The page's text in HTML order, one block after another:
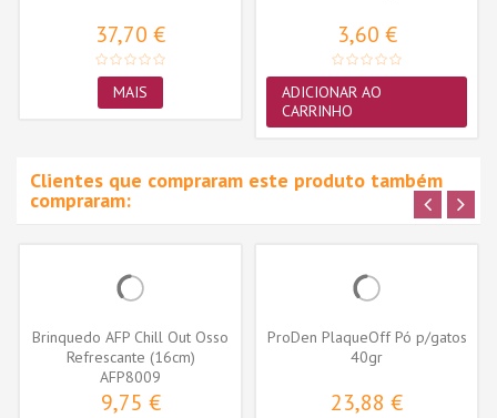
37,70 €
MAIS
3,60 €
ADICIONAR AO
CARRINHO
Clientes que compraram este produto também
compraram:
Brinquedo AFP Chill Out Osso
Refrescante (16cm)
AFP8009
9,75 €
ProDen PlaqueOff Pó p/gatos
40gr
23,88 €